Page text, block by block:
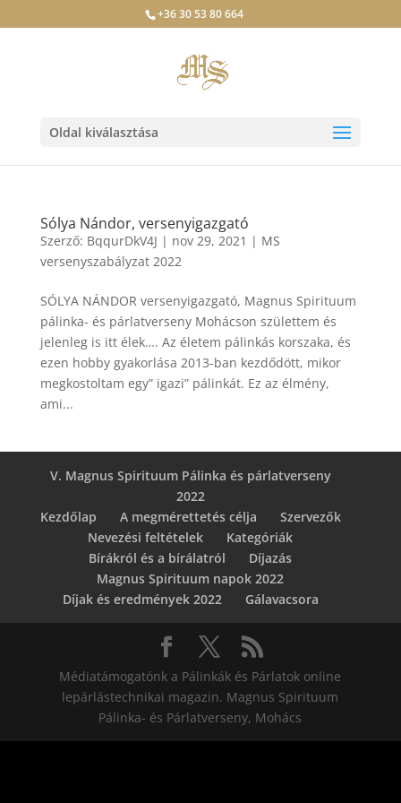
+36 30 53 80 664
Oldal kiválasztása
Sólya Nándor, versenyigazgató
Szerző: BqqurDkV4J | nov 29, 2021 | MS
versenyszabályzat 2022
SÓLYA NÁNDOR versenyigazgató, Magnus Spirituum
pálinka- és párlatverseny Mohácson születtem és
jelenleg is itt élek…. Az életem pálinkás korszaka, és
ezen hobby gyakorlása 2013-ban kezdődött, mikor
megkostoltam egy” igazi” pálinkát. Ez az élmény,
ami...
V. Magnus Spirituum Pálinka és párlatverseny
2022
Kezdőlap
A megmérettetés célja
Szervezők
Nevezési feltételek
Kategóriák
Bírákról és a bírálatról
Díjazás
Magnus Spirituum napok 2022
Díjak és eredmények 2022
Gálavacsora
Médiatámogatónk a Pálinkák és Párlatok online
lepárlástechnikai magazin. Magnus Spirituum
Pálinka- és Párlatverseny, Mohács